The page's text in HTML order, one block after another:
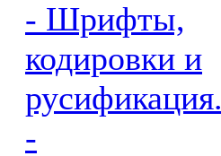
- Шрифты,
кодировки и
русификация.
-